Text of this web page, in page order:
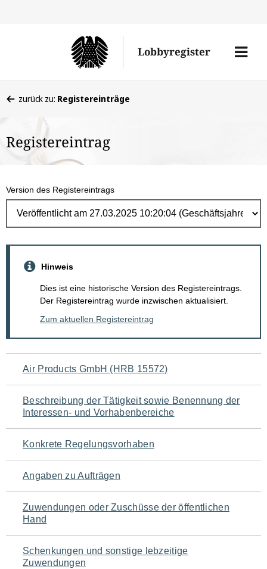
Lobbyregister
Menü
befinden
hier:
zurück zu: Registereinträge
Registereintrag
Version des Registereintrags
Hinweis
Dies ist eine historische Version des Registereintrags.
Der Registereintrag wurde inzwischen aktualisiert.
Zum aktuellen Registereintrag
Navigation
für
den
Seiteninhalt
Air Products GmbH (HRB 15572)
Beschreibung der Tätigkeit sowie Benennung der
Interessen- und Vorhabenbereiche
Konkrete Regelungsvorhaben
Angaben zu Aufträgen
Zuwendungen oder Zuschüsse der öffentlichen
Hand
Schenkungen und sonstige lebzeitige
Zuwendungen